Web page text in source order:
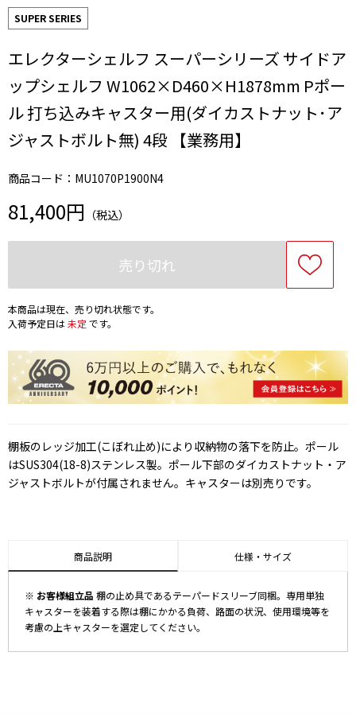
SUPER SERIES
エレクターシェルフ スーパーシリーズ サイドア
ップシェルフ W1062×D460×H1878mm Pポー
ル 打ち込みキャスター用(ダイカストナット･ア
ジャストボルト無) 4段 【業務用】
商品コード：MU1070P1900N4
81,400円 （税込）
売り切れ
本商品は現在、売り切れ状態です。
入荷予定日は未定 です。
棚板のレッジ加工(こぼれ止め)により収納物の落下を防止。ポール
はSUS304(18-8)ステンレス製。ポール下部のダイカストナット・ア
ジャストボルトが付属されません。キャスターは別売りです。
商品説明 仕様・サイズ
※ お客様組立品 棚の止め具であるテーパードスリーブ同梱。専用単独
キャスターを装着する際は棚にかかる負荷、路面の状況、使用環境等を
考慮の上キャスターを選定してください。